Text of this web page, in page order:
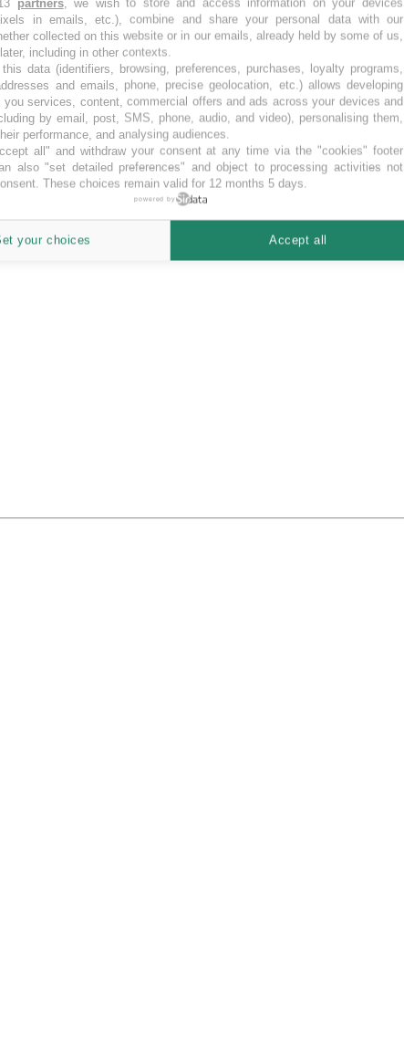
partners, we wish to store and access information on your devices
in emails, etc.), combine and share your personal data with our
collected on this website or in our emails, already held by some of us,
including in other contexts.
data (identifiers, browsing, preferences, purchases, loyalty programs,
and emails, phone, precise geolocation, etc.) allows developing
you services, content, commercial offers and ads across your devices and
by email, post, SMS, phone, audio, and video), personalising them,
performance, and analysing audiences.
all" and withdraw your consent at any time via the "cookies" footer
also "set detailed preferences" and object to processing activities not
These choices remain valid for 12 months 5 days.
powered by
your choices Accept all